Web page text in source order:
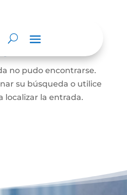
no pudo encontrarse.
su búsqueda o utilice
localizar la entrada.